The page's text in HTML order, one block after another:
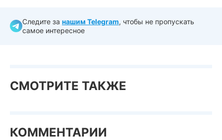
Следите за нашим Telegram, чтобы не пропускать
самое интересное
СМОТРИТЕ ТАКЖЕ
КОММЕНТАРИИ